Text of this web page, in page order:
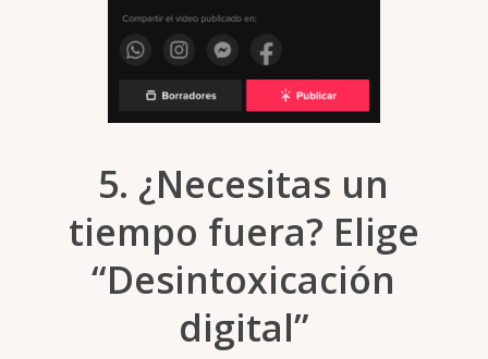
5. ¿Necesitas un
tiempo fuera? Elige
“Desintoxicación
digital”